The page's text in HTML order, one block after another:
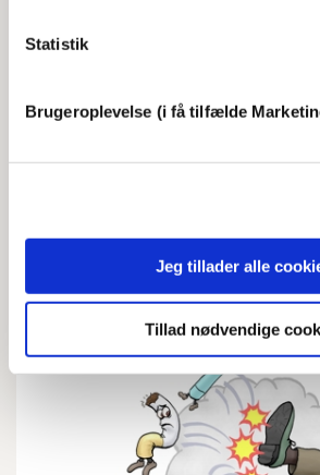
Statistik
Brugeroplevelse (i få tilfælde
Jeg tillader alle
Tillad nødvendige
Sexologisk rådgivning
sygdom og er en del af et